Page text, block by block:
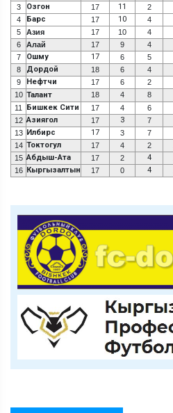
3 Озгон 17 11 2
4 Барс 17 10 4
5 Азия 17 10 4
6
Алай 17 9 4
7
Ошму 17 6 5
8 Дордой 18 6 4
9 Нефтчи 17 6 2
10 Талант 18 4 8
11
Бишкек Сити 17 4 6
12 Азиягол 17 3 7
13 Илбирс 17 3 7
14 Токтогул 17 4 2
15 Абдыш-Ата 17 2 4
16 Кыргызалтын 17 0 4